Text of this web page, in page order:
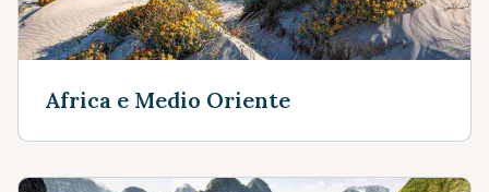
Africa e Medio Oriente